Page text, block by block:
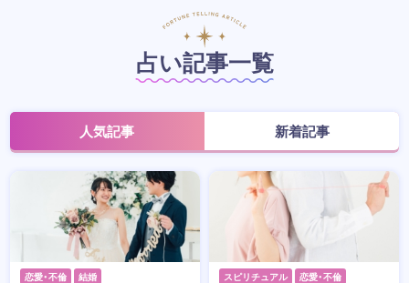
占い記事一覧
人気記事 新着記事
恋愛・不倫 結婚 スピリチュアル 恋愛・不倫